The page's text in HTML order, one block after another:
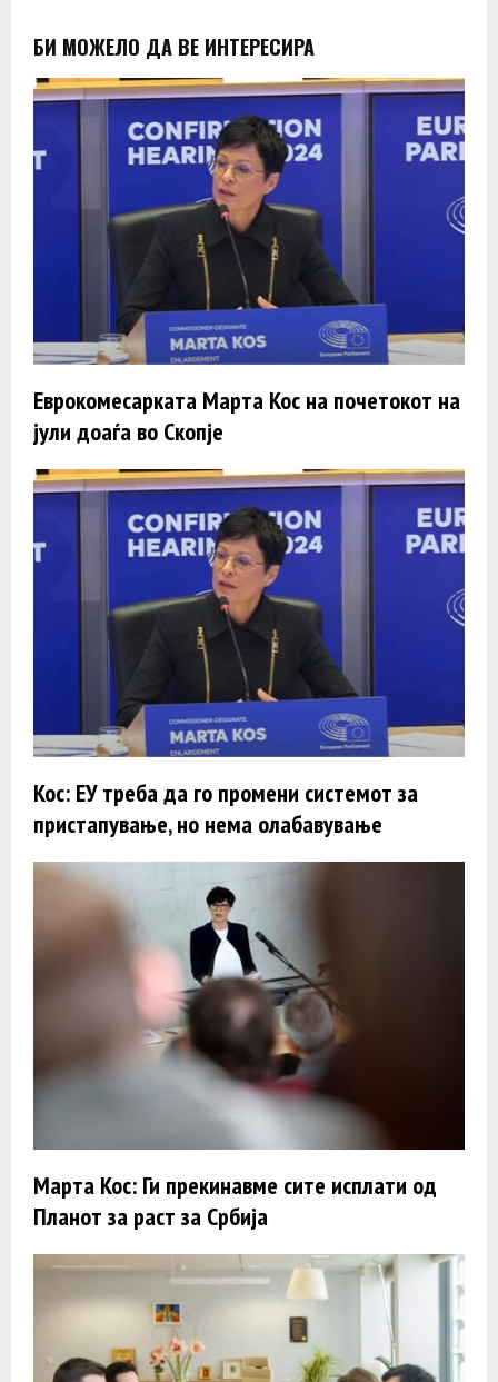
БИ МОЖЕЛО ДА ВЕ ИНТЕРЕСИРА
Еврокомесарката Марта Кос на почетокот на
јули доаѓа во Скопје
Кос: ЕУ треба да го промени системот за
пристапување, но нема олабавување
Марта Кос: Ги прекинавме сите исплати од
Планот за раст за Србија